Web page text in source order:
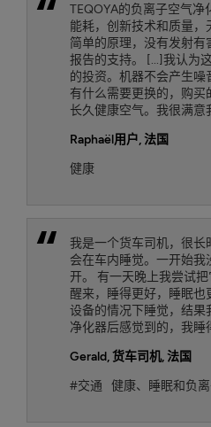
TEQOYA的负离子空气
能耗，创新技术和质量，
简单的原理，没有发射
报告的支持。 [...]我认为
的投资。机器不会产生
有什么需要更换的，购
长久健康空气。我很满意
Raphaël用户, 法国
健康
我是一个货车司机，很长
会在车内睡觉。一开始
开。 有一天晚上我尝试
醒来，睡得更好，睡眠也
设备的情况下睡觉，结果
净化器后感觉到的，我睡
Gerald, 货车司机, 法国
#交通
健康、睡眠和负